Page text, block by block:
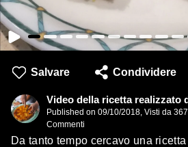
Salvare Condividere
Video della ricetta realizzato
Published on 09/10/2018, Visti da
Commenti
Da tanto tempo cercavo una